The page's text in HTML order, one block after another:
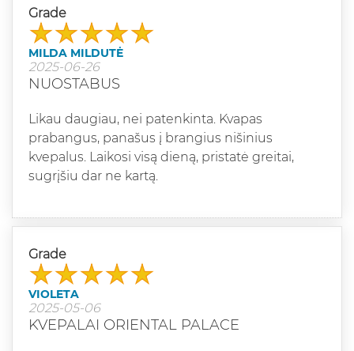
Grade
MILDA MILDUTĖ
2025-06-26
NUOSTABUS
Likau daugiau, nei patenkinta. Kvapas
prabangus, panašus į brangius nišinius
kvepalus. Laikosi visą dieną, pristatė greitai,
sugrįšiu dar ne kartą.
Grade
VIOLETA
2025-05-06
KVEPALAI ORIENTAL PALACE